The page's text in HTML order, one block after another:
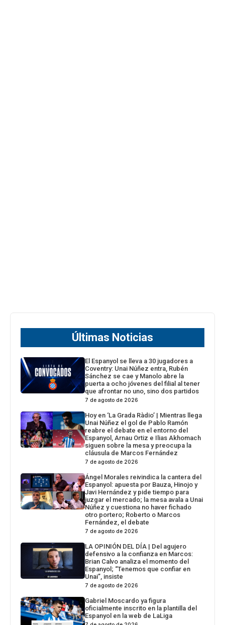
Últimas Noticias
El Espanyol se lleva a 30 jugadores a
Coventry: Unai Núñez entra, Rubén
Sánchez se cae y Manolo abre la
puerta a ocho jóvenes del filial al tener
que afrontar no uno, sino dos partidos
7 de agosto de 2026
Hoy en ‘La Grada Ràdio’ | Mientras llega
Unai Núñez el gol de Pablo Ramón
reabre el debate en el entorno del
Espanyol, Arnau Ortiz e Ilias Akhomach
siguen sobre la mesa y preocupa la
cláusula de Marcos Fernández
7 de agosto de 2026
Ángel Morales reivindica la cantera del
Espanyol: apuesta por Bauza, Hinojo y
Javi Hernández y pide tiempo para
juzgar el mercado; la mesa avala a Unai
Núñez y cuestiona no haver fichado
otro portero; Roberto o Marcos
Fernández, el debate
7 de agosto de 2026
LA OPINIÓN DEL DÍA | Del agujero
defensivo a la confianza en Marcos:
Brian Calvo analiza el momento del
Espanyol; “Tenemos que confiar en
Unai”, insiste
7 de agosto de 2026
Gabriel Moscardo ya figura
oficialmente inscrito en la plantilla del
Espanyol en la web de LaLiga